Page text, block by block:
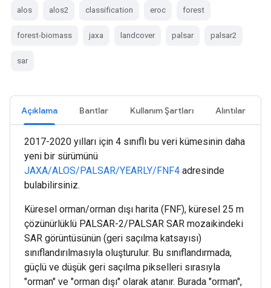
alos alos2 classification eroc forest
forest-biomass jaxa landcover palsar palsar2
sar
Açıklama Bantlar Kullanım Şartları Alıntılar
2017-2020 yılları için 4 sınıflı bu veri kümesinin daha
yeni bir sürümünü
JAXA/ALOS/PALSAR/YEARLY/FNF4 adresinde
bulabilirsiniz.
Küresel orman/orman dışı harita (FNF), küresel 25 m
çözünürlüklü PALSAR-2/PALSAR SAR mozaikindeki
SAR görüntüsünün (geri saçılma katsayısı)
sınıflandırılmasıyla oluşturulur. Bu sınıflandırmada,
güçlü ve düşük geri saçılma pikselleri sırasıyla
"orman" ve "orman dışı" olarak atanır. Burada "orman",